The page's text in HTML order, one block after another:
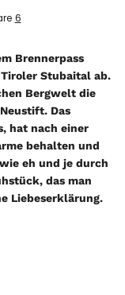
6
Brennerpass
Stubaital ab.
Bergwelt die
Das
hat nach einer
behalten und
eh und je durch
das man
Liebeserklärung.